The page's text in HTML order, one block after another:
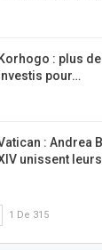
Korhogo : plus
pour…
: Andrea
unissent
1 De 315